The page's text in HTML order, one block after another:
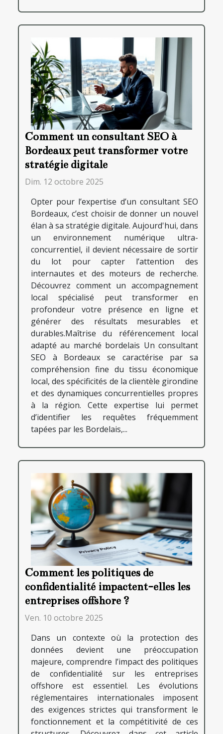
Comment un consultant SEO à
Bordeaux peut transformer votre
stratégie digitale
Dim. 12 octobre 2025
Opter pour l’expertise d’un consultant SEO
Bordeaux, c’est choisir de donner un nouvel
élan à sa stratégie digitale. Aujourd'hui, dans
un environnement numérique ultra-
concurrentiel, il devient nécessaire de sortir
du lot pour capter l’attention des
internautes et des moteurs de recherche.
Découvrez comment un accompagnement
local spécialisé peut transformer en
profondeur votre présence en ligne et
générer des résultats mesurables et
durables.Maîtrise du référencement local
adapté au marché bordelais Un consultant
SEO à Bordeaux se caractérise par sa
compréhension fine du tissu économique
local, des spécificités de la clientèle girondine
et des dynamiques concurrentielles propres
à la région. Cette expertise lui permet
d’identifier les requêtes fréquemment
tapées par les Bordelais,...
Comment les politiques de
confidentialité impactent-elles les
entreprises offshore ?
Ven. 10 octobre 2025
Dans un contexte où la protection des
données devient une préoccupation
majeure, comprendre l’impact des politiques
de confidentialité sur les entreprises
offshore est essentiel. Les évolutions
réglementaires internationales imposent
des exigences strictes qui transforment le
fonctionnement et la compétitivité de ces